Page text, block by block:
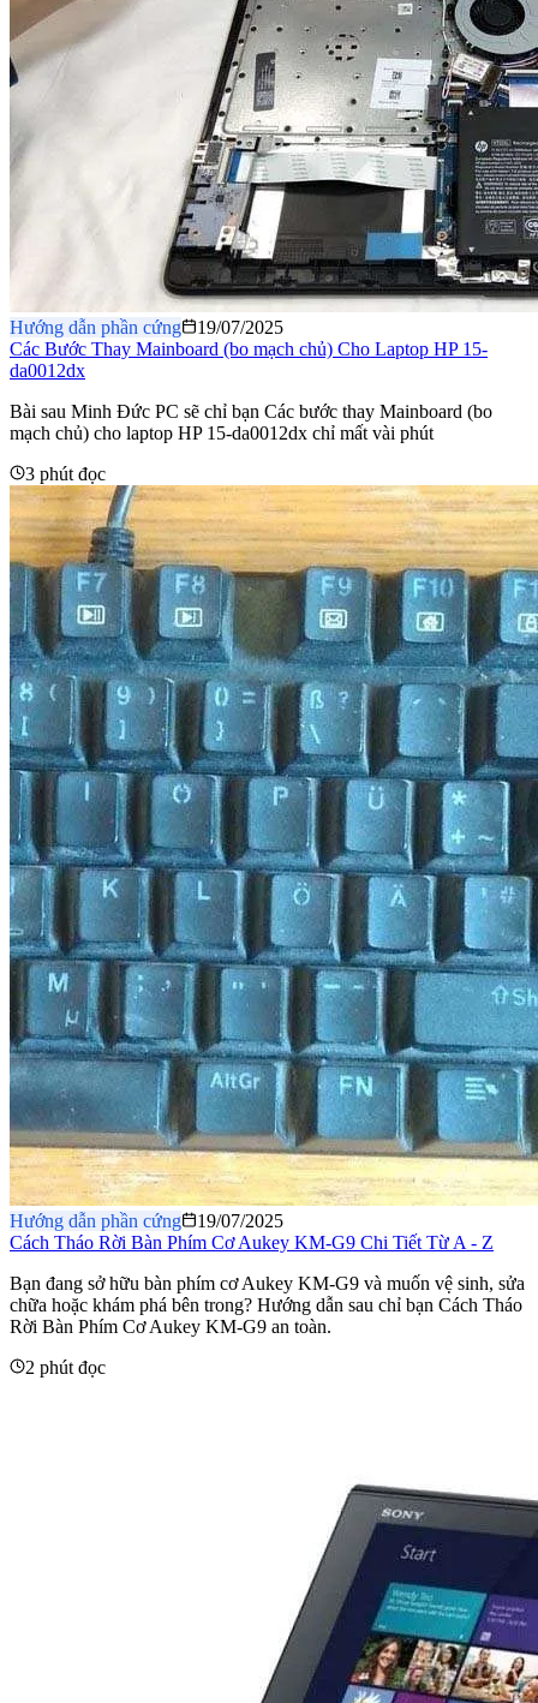
Hướng dẫn phần cứng
19/07/2025
Các Bước Thay Mainboard (bo mạch chủ) Cho Laptop HP 15-
da0012dx
Bài sau Minh Đức PC sẽ chỉ bạn Các bước thay Mainboard (bo
mạch chủ) cho laptop HP 15-da0012dx chỉ mất vài phút
3 phút đọc
Hướng dẫn phần cứng
19/07/2025
Cách Tháo Rời Bàn Phím Cơ Aukey KM-G9 Chi Tiết Từ A - Z
​Bạn đang sở hữu bàn phím cơ Aukey KM-G9 và muốn vệ sinh, sửa
chữa hoặc khám phá bên trong? Hướng dẫn sau chỉ bạn Cách Tháo
Rời Bàn Phím Cơ Aukey KM-G9 an toàn.
2 phút đọc